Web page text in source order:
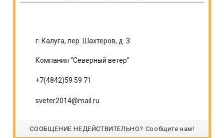
г. Калуга, пер. Шахтеров, д. 3
Компания "Северный ветер"
+7(4842)59 59 71
sveter2014@mail.ru
СООБЩЕНИЕ НЕДЕЙСТВИТЕЛЬНО? Сообщите нам!